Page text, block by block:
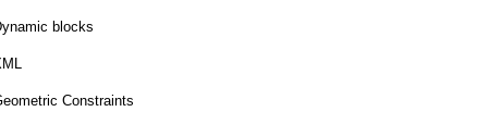
blocks
Constraints